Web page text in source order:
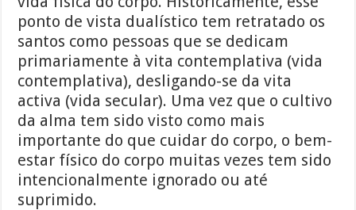
ponto de vista dualístico tem retratado os
santos como pessoas que se dedicam
primariamente à vita contemplativa (vida
contemplativa), desligando-se da vita
activa (vida secular). Uma vez que o cultivo
da alma tem sido visto como mais
importante do que cuidar do corpo, o bem-
estar físico do corpo muitas vezes tem sido
intencionalmente ignorado ou até
suprimido.